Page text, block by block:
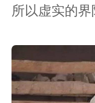
所以虚实的